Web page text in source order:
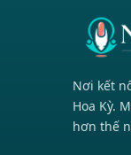
Nơi kết
Hoa Kỳ.
hơn thế